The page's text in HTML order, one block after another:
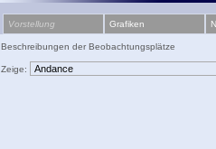
Vorstellung Grafiken
Beschreibungen der Beobachtungsplätze
Zeige: